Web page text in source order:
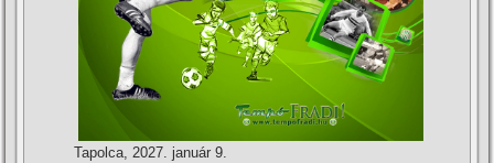
Tapolca, 2027. január 9.